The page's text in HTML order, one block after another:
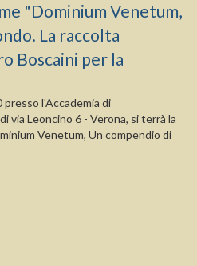
"Dominium Venetum,
La raccolta
Boscaini per la
presso l'Accademia di
via Leoncino 6 - Verona, si terrà la
Venetum, Un compendio di